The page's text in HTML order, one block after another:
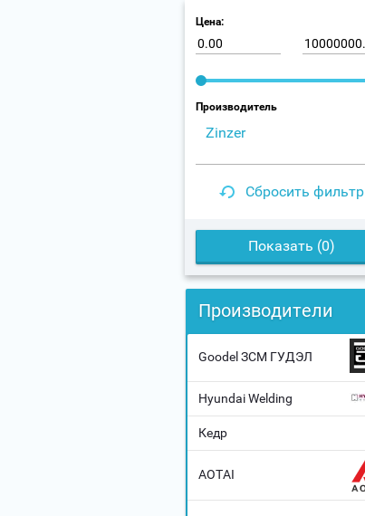
Цена:
Производитель
Zinzer
Сбросить фильтр
Показать (0)
Производители
Goodel ЗСМ ГУДЭЛ
Hyundai Welding
Кедр
AOTAI